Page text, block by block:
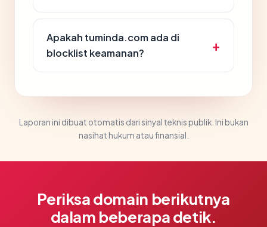
Apakah tuminda.com ada di
blocklist keamanan?
Laporan ini dibuat otomatis dari sinyal teknis publik. Ini bukan
nasihat hukum atau finansial.
Periksa domain berikutnya
dalam beberapa detik.